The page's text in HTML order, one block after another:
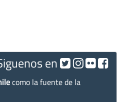
en
como la fuente de la